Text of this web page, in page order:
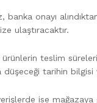
banka onayı
ulaştıracaktır.
teslim
düşeceği tarihin bilgisi
ise